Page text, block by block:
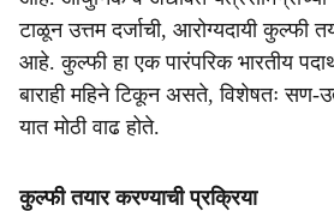
टाळून उत्तम दर्जाची, आरोग्यदायी
आहे. कुल्फी हा एक पारंपरिक भारतीय
बाराही महिने टिकून असते, विशेषतः सण-
यात मोठी वाढ होते.
कुल्फी तयार करण्याची प्रक्रिया